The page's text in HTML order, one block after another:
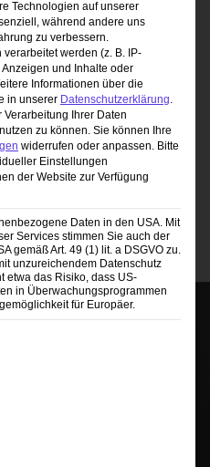
Nächste
Platzhalterinhalt von
Technologien auf unserer
während andere uns
zu verbessern.
werden (z. B. IP-
und Inhalte oder
Informationen über die
in unserer Datenschutzerklärung.
Verarbeitung Ihrer Daten
zu können. Sie können Ihre
widerrufen oder anpassen. Bitte
Einstellungen
der Website zur Verfügung
Daten in den USA. Mit
Services stimmen Sie auch der
gemäß Art. 49 (1) lit. a DSGVO zu.
unzureichendem Datenschutz
etwa das Risiko, dass US-
in Überwachungsprogrammen
für Europäer.
Gruppen, für die eine